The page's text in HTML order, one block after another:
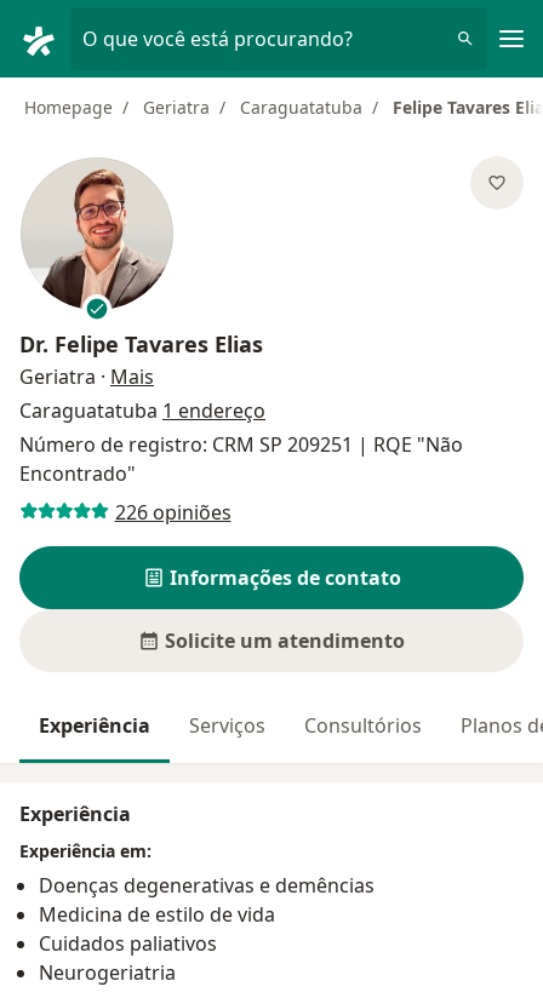
O que você está procurando?
Homepage Geriatra Caraguatatuba Felipe Tavares
Dr. Felipe Tavares Elias
Geriatra · Mais
Caraguatatuba 1 endereço
Número de registro: CRM SP 209251 | RQE "Não
Encontrado"
226 opiniões
Informações de contato
Solicite um atendimento
Experiência Serviços Consultórios Planos
Experiência
Experiência em:
Doenças degenerativas e demências
Medicina de estilo de vida
Cuidados paliativos
Neurogeriatria